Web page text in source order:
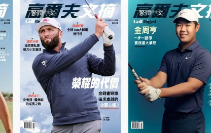
繁體中文 繁體中文